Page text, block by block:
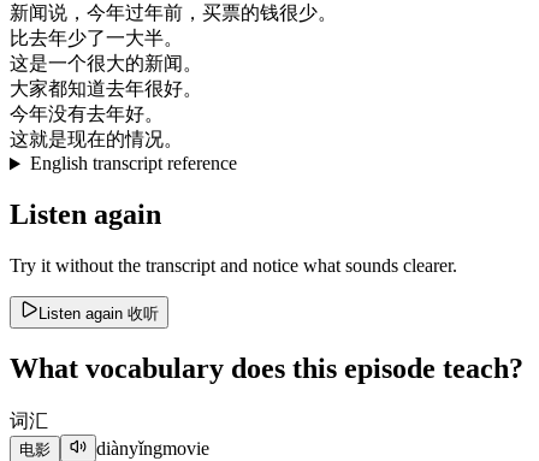
新闻说 ， 今年过年前 ， 买票的钱很少。
比去年少了一大半。
这是一个很大的新闻。
大家都知道去年很好。
今年没有去年好。
这就是现在的情况。
English transcript reference
Listen again
Try it without the transcript and notice what sounds clearer.
Listen again 收听
What vocabulary does this episode teach?
词汇
电影 diànyǐngmovie